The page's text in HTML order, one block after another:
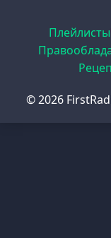
Плейлисты
© 2026